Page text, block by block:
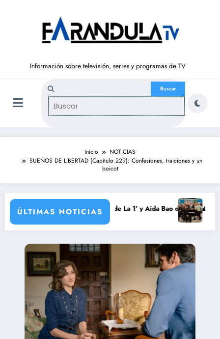
Información sobre televisión, series y programas de TV
Inicio
NOTICIAS
SUEÑOS DE LIBERTAD (Capítulo 229): Confesiones, traiciones y un
boicot
ÚLTIMAS NOTICIAS
vuelve a ‘La Hora de La 1’ y Aida Bao da el salto aAdiós a ‘Cine